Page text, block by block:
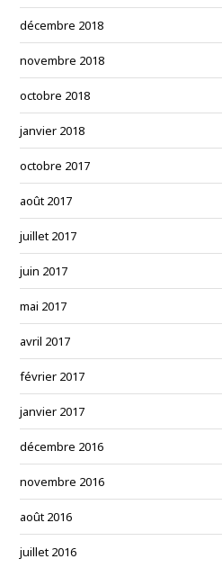
décembre 2018
novembre 2018
octobre 2018
janvier 2018
octobre 2017
août 2017
juillet 2017
juin 2017
mai 2017
avril 2017
février 2017
janvier 2017
décembre 2016
novembre 2016
août 2016
juillet 2016